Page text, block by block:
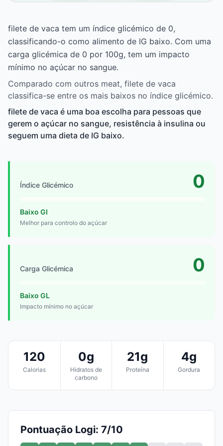
filete de vaca tem um índice glicémico de 0,
classificando-o como alimento de IG baixo. Com uma
carga glicémica de 0 por 100g, tem um impacto
mínimo no açúcar no sangue.
Comparado com outros meat, filete de vaca
classifica-se entre os mais baixos no índice glicémico.
filete de vaca é uma boa escolha para pessoas que
gerem o açúcar no sangue, resistência à insulina ou
seguem uma dieta de IG baixo.
Índice Glicémico 0
Baixo GI
Melhor para controlo do açúcar
Carga Glicémica 0
Baixo GL
Impacto mínimo no açúcar
120
Calorias
0g
Hidratos de
carbono
21g
Proteína
4g
Gordura
Pontuação Logi: 7/10